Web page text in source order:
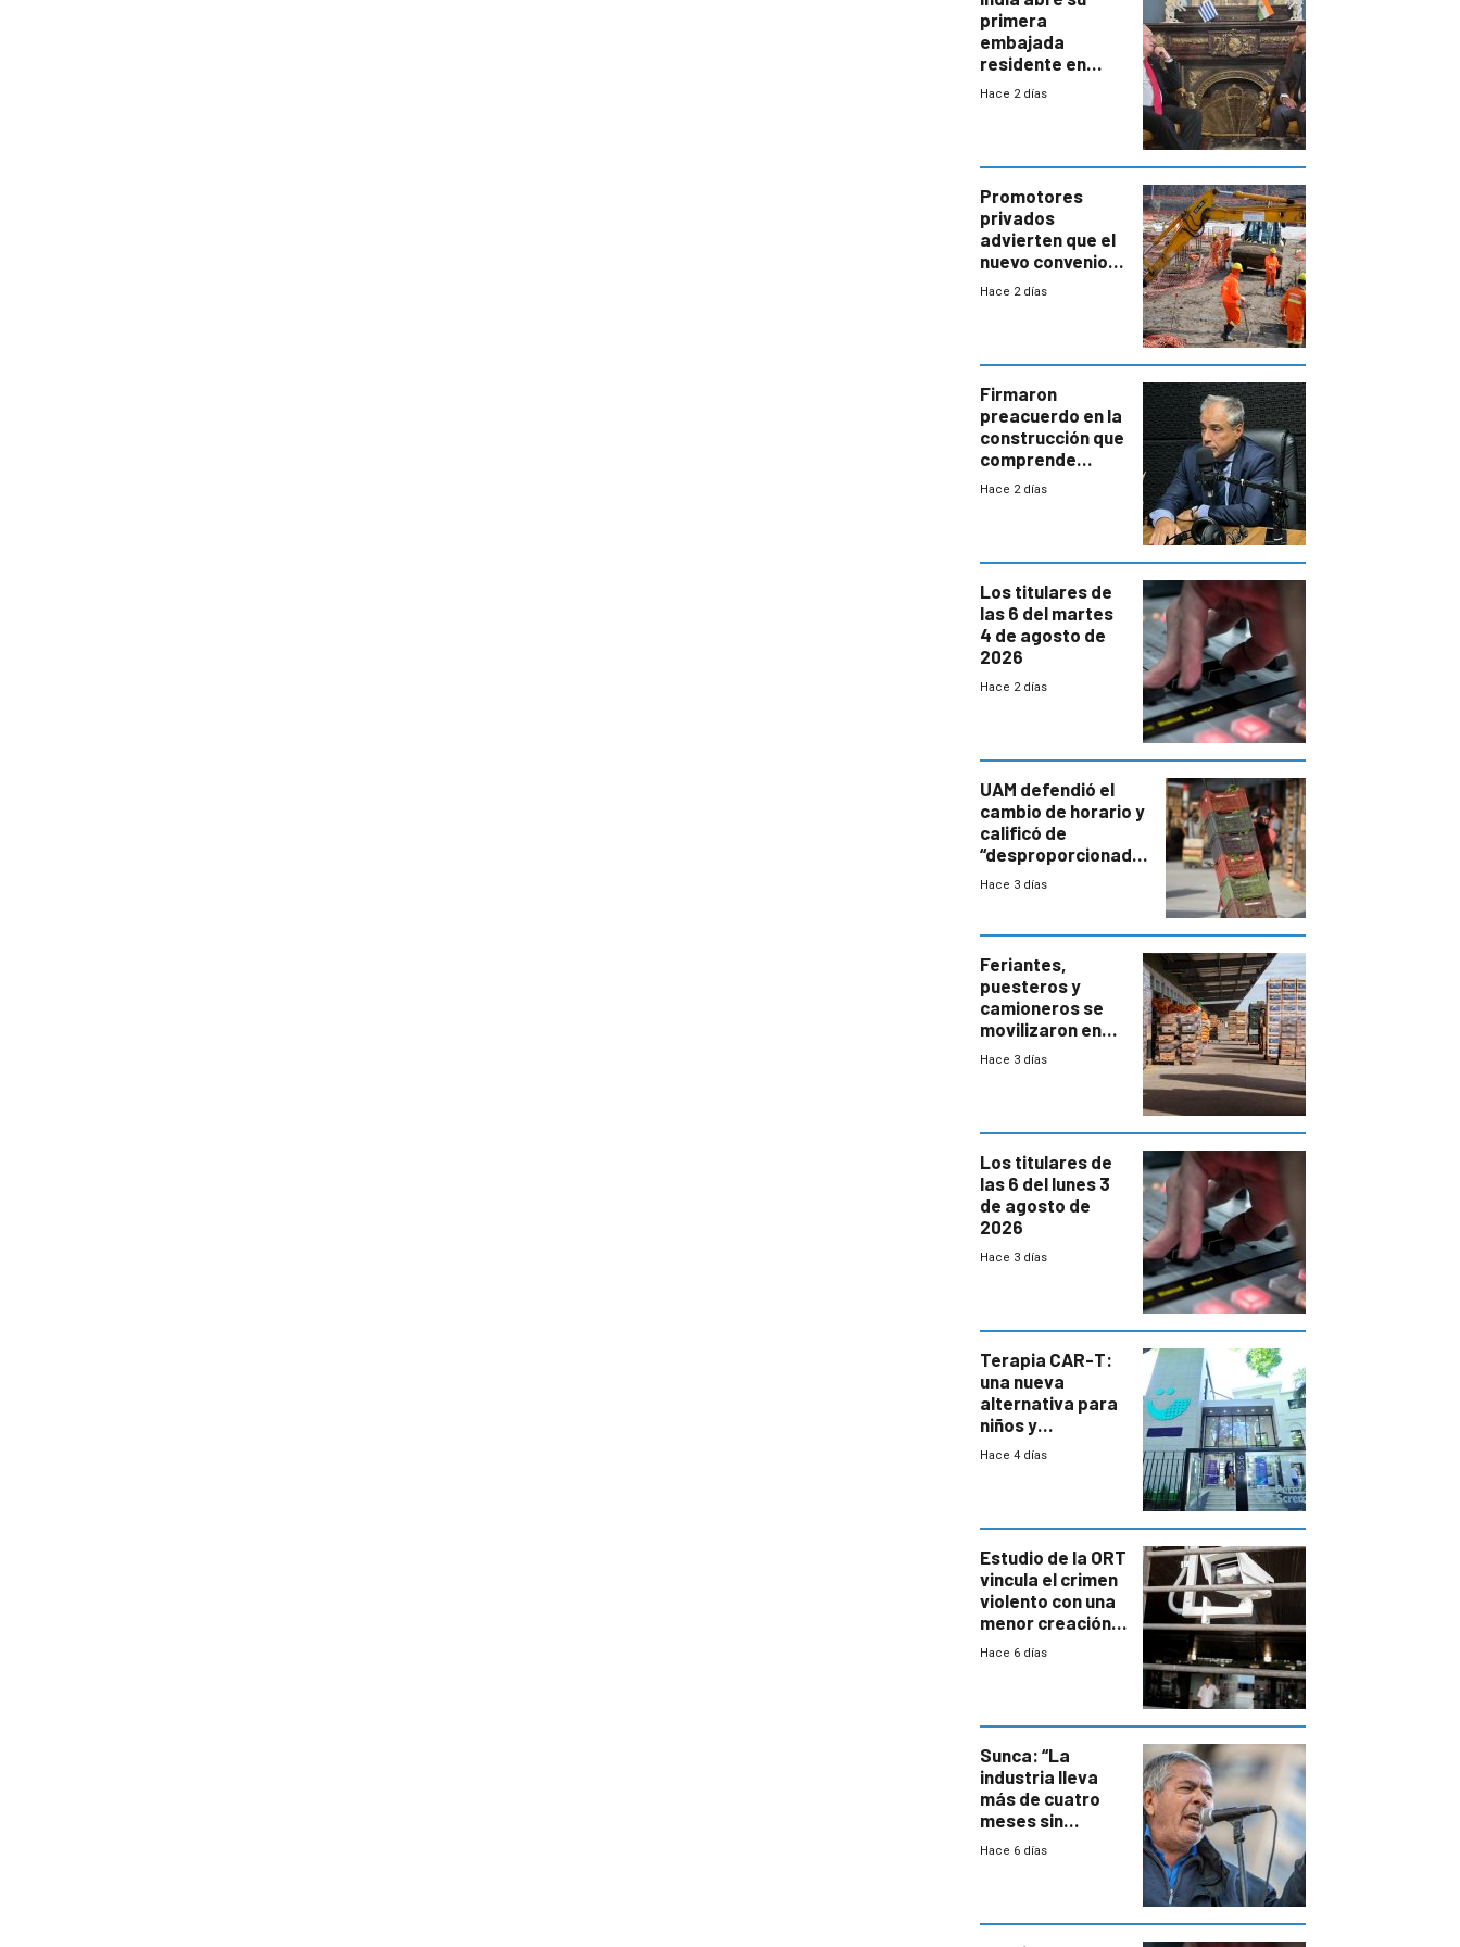
primera
embajada
residente en
Uruguay y crecen
enorme
potencial
Hace 2 días
Promotores
privados
advierten que el
nuevo convenio
de la
a revisar
proyectos
Hace 2 días
Firmaron
preacuerdo en la
construcción que
comprende
reducción
Hace 2 días
Los titulares de
las 6 del martes
4 de agosto de
2026
Hace 2 días
UAM defendió el
cambio de horario y
calificó de
“desproporcionado”
el bloqueo de
Hace 3 días
Feriantes,
puesteros y
camioneros se
movilizaron en
rechazo a
Hace 3 días
Los titulares de
las 6 del lunes 3
de agosto de
2026
Hace 3 días
Terapia CAR-T:
una nueva
alternativa para
niños y
adolescentes
Hace 4 días
Estudio de la ORT
vincula el crimen
violento con una
menor creación
de empresas
Hace 6 días
Sunca: “La
industria lleva
más de cuatro
meses sin
convenio
Hace 6 días